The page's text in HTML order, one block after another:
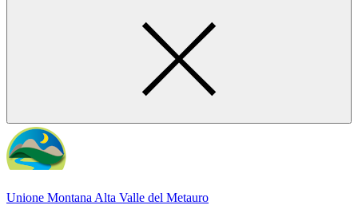
Unione Montana Alta Valle del Metauro